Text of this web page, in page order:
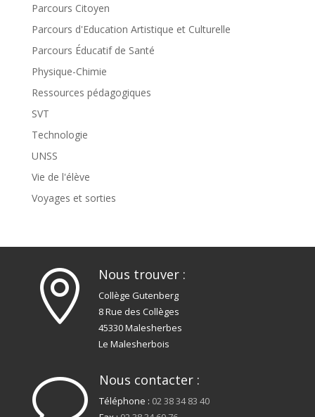
Parcours Citoyen
Parcours d'Education Artistique et Culturelle
Parcours Éducatif de Santé
Physique-Chimie
Ressources pédagogiques
SVT
Technologie
UNSS
Vie de l'élève
Voyages et sorties
 Nous trouver :
Collège Gutenberg
8 Rue des Collèges
45330 Malesherbes
Le Malesherbois
v Nous contacter :
Téléphone : 02 38 34 83 40